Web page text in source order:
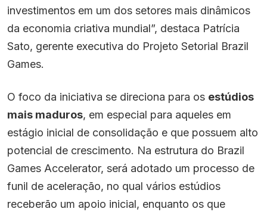
investimentos em um dos setores mais dinâmicos
da economia criativa mundial”, destaca Patrícia
Sato, gerente executiva do Projeto Setorial Brazil
Games.
O foco da iniciativa se direciona para os estúdios
mais maduros, em especial para aqueles em
estágio inicial de consolidação e que possuem alto
potencial de crescimento. Na estrutura do Brazil
Games Accelerator, será adotado um processo de
funil de aceleração, no qual vários estúdios
receberão um apoio inicial, enquanto os que